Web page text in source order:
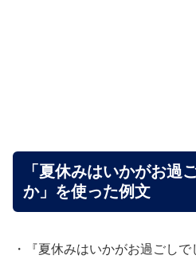
「夏休みはいかがお過
か」を使った例文
・『夏休みはいかがお過ごし